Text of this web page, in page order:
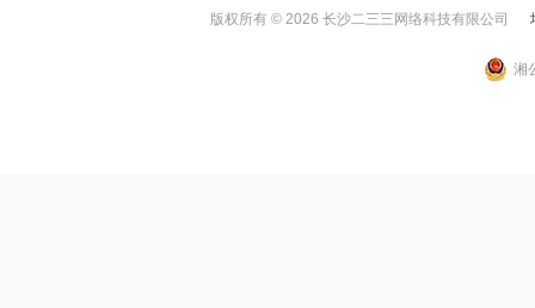
版权所有 © 2026 长沙二三三网络科技有限公司
湘